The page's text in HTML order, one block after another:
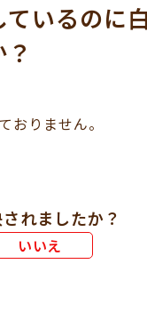
いるのに
りません。
れましたか？
いいえ